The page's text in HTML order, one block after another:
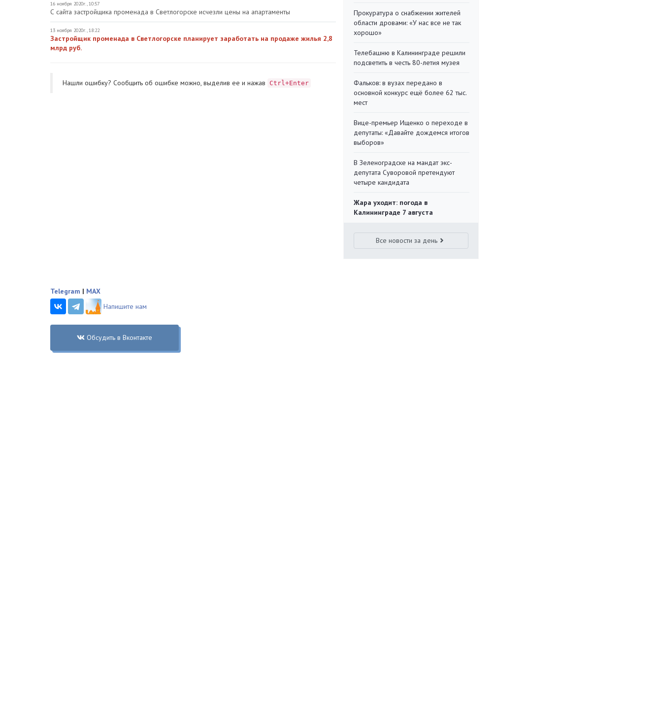
16 ноября 2020г., 10:57
С сайта застройщика променада в Светлогорске исчезли цены на апартаменты
13 ноября 2020г., 18:22
Застройщик променада в Светлогорске планирует заработать на продаже жилья 2,8
млрд руб.
Нашли ошибку? Cообщить об ошибке можно, выделив ее и нажав Ctrl+Enter
Прокуратура о снабжении жителей
области дровами: «У нас все не так
хорошо»
Телебашню в Калининграде решили
подсветить в честь 80-летия музея
Фальков: в вузах передано в
основной конкурс ещё более 62 тыс.
мест
Вице-премьер Ищенко о переходе в
депутаты: «Давайте дождемся итогов
выборов»
В Зеленоградске на мандат экс-
депутата Суворовой претендуют
четыре кандидата
Жара уходит: погода в
Калининграде 7 августа
Все новости за день
Telegram | MAX
Напишите нам
Обсудить в Вконтакте